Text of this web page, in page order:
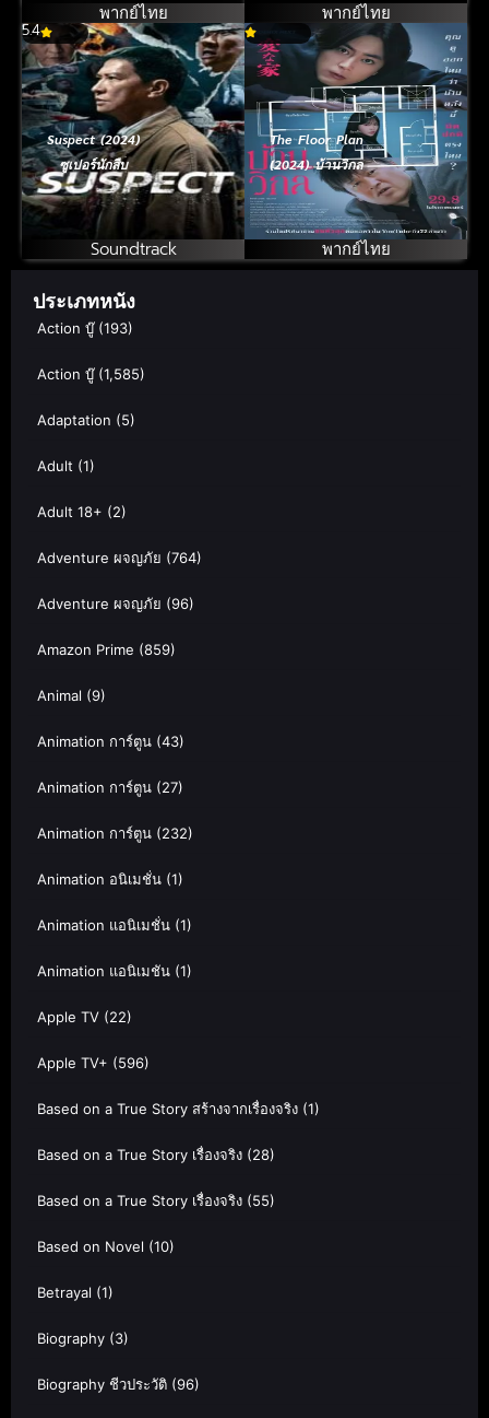
พากย์ไทย พากย์ไทย
5.4
Suspect (2024)
ซูเปอร์นักสืบ
Soundtrack
The Floor Plan
(2024) บ้านวิกล
พากย์ไทย
ประเภทหนัง
Action บู๊(193)
Action บู๊(1,585)
Adaptation (5)
Adult (1)
Adult 18+ (2)
Adventure ผจญภัย (764)
Adventure ผจญภัย (96)
Amazon Prime (859)
Animal (9)
Animation การ์ตูน (43)
Animation การ์ตูน (27)
Animation การ์ตูน (232)
Animation อนิเมชั่น (1)
Animation แอนิเมชั่น (1)
Animation แอนิเมชัน (1)
Apple TV (22)
Apple TV+ (596)
Based on a True Story สร้างจากเรื่องจริง (1)
Based on a True Story เรื่องจริง (28)
Based on a True Story เรื่องจริง (55)
Based on Novel (10)
Betrayal (1)
Biography (3)
Biography ชีวประวัติ (96)